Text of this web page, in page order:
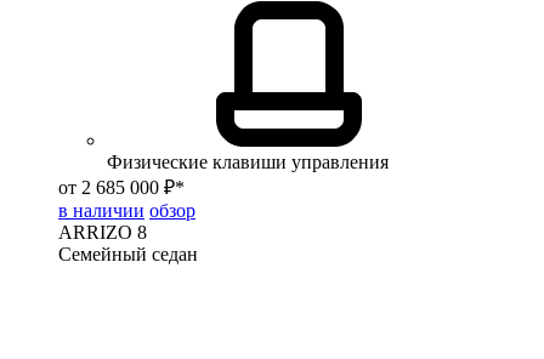
Физические клавиши управления
от 2 685 000 ₽*
в наличии обзор
ARRIZO 8
Семейный седан